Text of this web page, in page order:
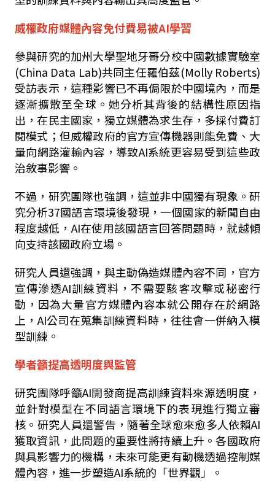
威權政府媒體內容免付費易被AI學習
參與研究的加州大學聖地牙哥分校中國數據實驗室
(China Data Lab)共同主任羅伯茲(Molly Roberts)
受訪表示，這種影響已不再侷限於中國境內，而是
逐漸擴散至全球。她分析其背後的結構性原因指
出，在民主國家，獨立媒體為求生存，多採付費訂
閱模式；但威權政府的官方宣傳機器則能免費、大
量向網路灌輸內容，導致AI系統更容易受到這些政
治敘事影響。
不過，研究團隊也強調，這並非中國獨有現象。研
究分析37國語言環境後發現，一個國家的新聞自由
程度越低， AI在使用該國語言回答問題時，就越傾
向支持該國政府立場。
研究人員還強調，與主動偽造媒體內容不同，官方
宣傳滲透AI訓練資料，不需要駭客攻擊或秘密行
動，因為大量官方媒體內容本就公開存在於網路
上， AI公司在蒐集訓練資料時，往往會一併納入模
型訓練。
學者籲提高透明度與監管
研究團隊呼籲AI開發商提高訓練資料來源透明度，
並針對模型在不同語言環境下的表現進行獨立審
核。研究人員還警告，隨著全球愈來愈多人依賴AI
獲取資訊，此問題的重要性將持續上升。各國政府
與具影響力的機構，未來可能更有動機透過控制媒
體內容，進一步塑造AI系統的「世界觀」。